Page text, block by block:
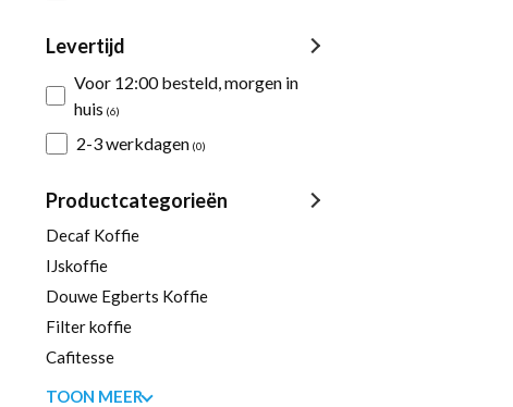
Levertijd
Voor 12:00 besteld, morgen in
huis (6)
2-3 werkdagen (0)
Productcategorieën
Decaf Koffie
IJskoffie
Douwe Egberts Koffie
Filter koffie
Cafitesse
TOON MEER